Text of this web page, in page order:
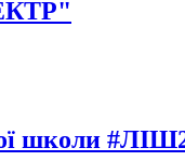
школи